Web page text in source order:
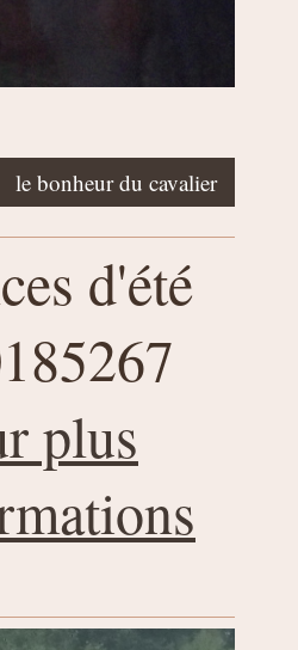
le bonheur du cavalier
d'été
plus